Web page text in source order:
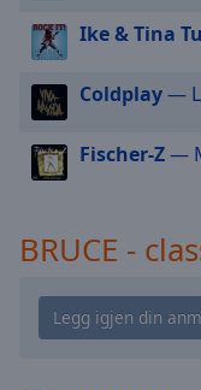
Beginning
dialog
window.
Escape
close
window.
Ike & Tina
Coldplay—
Fischer-Z—
BRUCE -